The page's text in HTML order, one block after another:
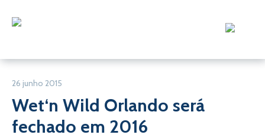
26 junho 2015
Wet‘n Wild Orlando será
fechado em 2016